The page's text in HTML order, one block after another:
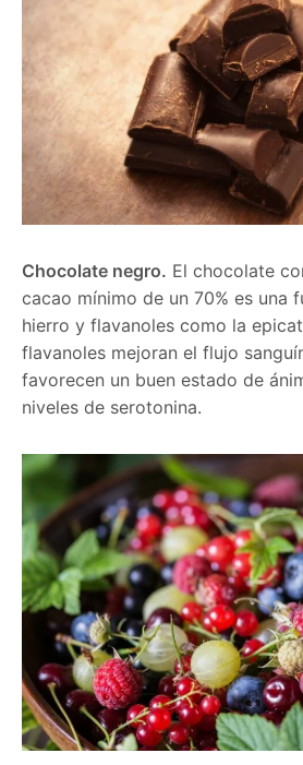
Chocolate negro. El chocolate
cacao mínimo de un 70% es una
hierro y flavanoles como la
flavanoles mejoran el flujo
favorecen un buen estado de
niveles de serotonina.